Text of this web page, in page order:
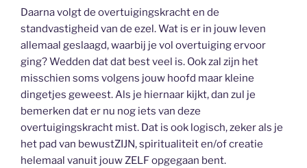
Daarna volgt de overtuigingskracht en de
standvastigheid van de ezel. Wat is er in jouw leven
allemaal geslaagd, waarbij je vol overtuiging ervoor
ging? Wedden dat dat best veel is. Ook zal zijn het
misschien soms volgens jouw hoofd maar kleine
dingetjes geweest. Als je hiernaar kijkt, dan zul je
bemerken dat er nu nog iets van deze
overtuigingskracht mist. Dat is ook logisch, zeker als je
het pad van bewustZIJN, spiritualiteit en/of creatie
helemaal vanuit jouw ZELF opgegaan bent.